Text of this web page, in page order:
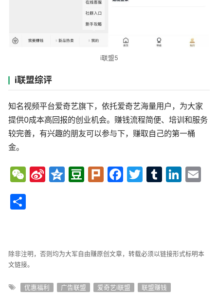
i联盟5
i联盟综评
知名视频平台爱奇艺旗下，依托爱奇艺海量用户，为大家
提供0成本高回报的创业机会。赚钱流程简便、培训和服务
较完善，有兴趣的朋友可以参与下，赚取自己的第一桶
金。
We
Sina
Qzo
Dou
Plur
Fac
Twit
Tum
Link
除非注明，否则均为大军自由赚原创文章，转载必须以链接形式标明本
文链接。
优惠福利 广告联盟 爱奇艺i联盟 联盟赚钱